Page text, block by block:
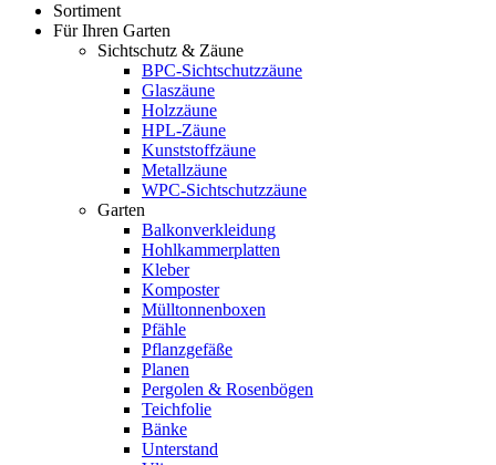
Sortiment
Für Ihren Garten
Sichtschutz & Zäune
BPC-Sichtschutzzäune
Glaszäune
Holzzäune
HPL-Zäune
Kunststoffzäune
Metallzäune
WPC-Sichtschutzzäune
Garten
Balkonverkleidung
Hohlkammerplatten
Kleber
Komposter
Mülltonnenboxen
Pfähle
Pflanzgefäße
Planen
Pergolen & Rosenbögen
Teichfolie
Bänke
Unterstand